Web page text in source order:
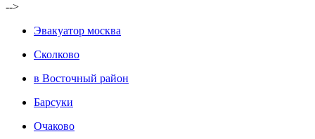
-->
Эвакуатор москва
Сколково
в Восточный район
Барсуки
Очаково